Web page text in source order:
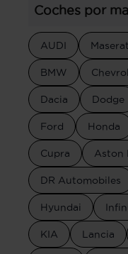
Coches por
AUDI
BMW
Dacia Dodge
Ford Honda
Cupra Aston
DR Automobiles
Hyundai
KIA Lancia